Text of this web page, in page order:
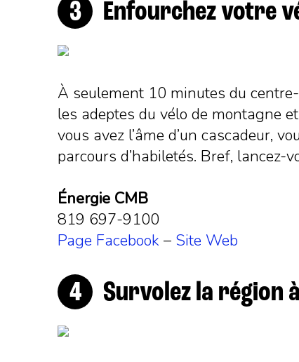
Enfourchez votre
À seulement 10 minutes du
les adeptes du vélo de montagne
vous avez l’âme d’un cascadeur,
parcours d’habiletés. Bref, lancez-
Énergie CMB
819 697-9100
Page Facebook – Site Web
Survolez la région